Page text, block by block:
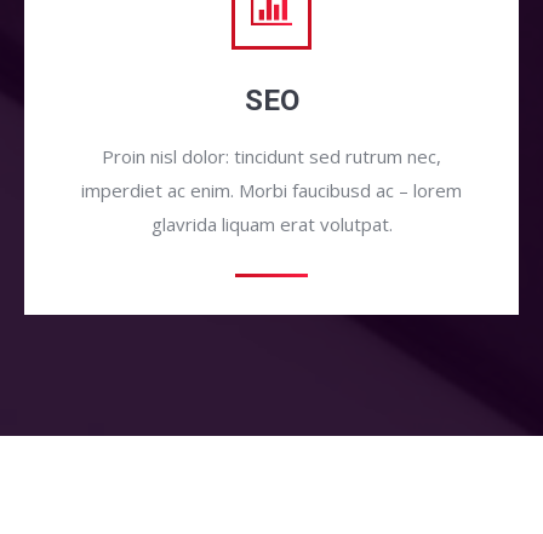
SEO
Proin nisl dolor: tincidunt sed rutrum nec,
imperdiet ac enim. Morbi faucibusd ac – lorem
glavrida liquam erat volutpat.